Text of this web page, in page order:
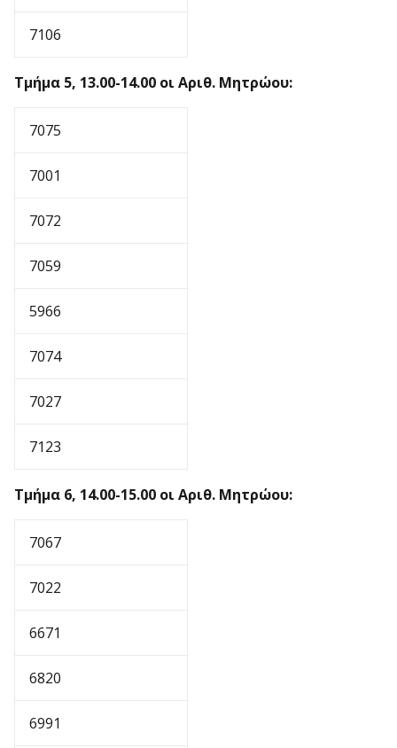
7106
Τμήμα 5, 13.00-14.00 οι Αριθ. Μητρώου:
7075
7001
7072
7059
5966
7074
7027
7123
Τμήμα 6, 14.00-15.00 οι Αριθ. Μητρώου:
7067
7022
6671
6820
6991